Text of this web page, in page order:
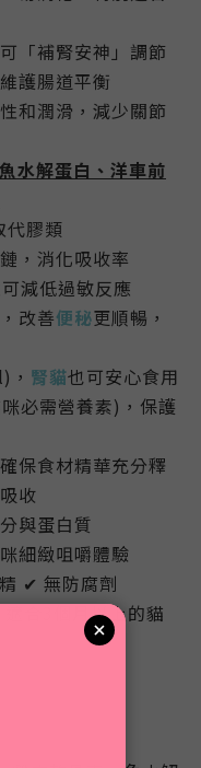
「補腎安神」調節
護腸道平衡
和潤滑，減少關節
水解蛋白、洋車前
代膠類
，消化吸收率
可減低過敏反應
，改善便秘更順暢，
腎貓也可安心食用
必需營養素)，保護
確保食材精華充分釋
收
與蛋白質
細緻咀嚼體驗
✔ 無防腐劑
合3個月以上的貓